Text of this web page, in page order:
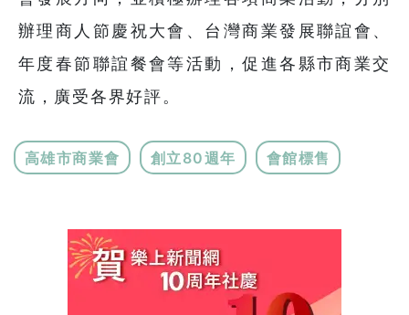
辦理商人節慶祝大會、台灣商業發展聯誼會、
年度春節聯誼餐會等活動，促進各縣市商業交
流，廣受各界好評。
高雄市商業會 創立80週年 會館標售